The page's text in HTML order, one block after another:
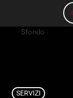
SERVIZI